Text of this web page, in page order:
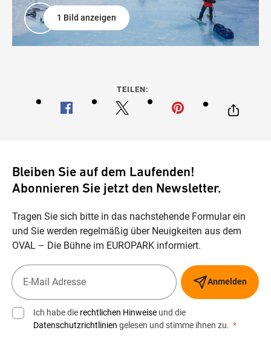
1 Bild anzeigen
TEILEN:
Bleiben Sie auf dem Laufenden!
Abonnieren Sie jetzt den Newsletter.
Tragen Sie sich bitte in das nachstehende Formular ein
und Sie werden regelmäßig über Neuigkeiten aus dem
OVAL – Die Bühne im EUROPARK informiert.
Anmelden
Ich habe die rechtlichen Hinweise und die
Datenschutzrichtlinien gelesen und stimme ihnen zu. *